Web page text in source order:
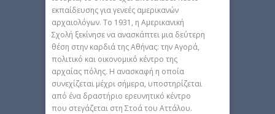
εκπαίδευσης για γενεές αμερικανών
αρχαιολόγων. Το 1931, η Αμερικανική
Σχολή ξεκίνησε να ανασκάπτει μια δεύτερη
θέση στην καρδιά της Αθήνας: την Αγορά,
πολιτικό και οικονομικό κέντρο της
αρχαίας πόλης. Η ανασκαφή η οποία
συνεχίζεται μέχρι σήμερα, υποστηρίζεται
από ένα δραστήριο ερευνητικό κέντρο
που στεγάζεται στη Στοά του Αττάλου.